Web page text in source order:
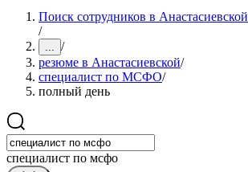
Поиск сотрудников в Анастасиевской
/
... /
резюме в Анастасиевской/
специалист по МСФО/
полный день
специалист по мсфо